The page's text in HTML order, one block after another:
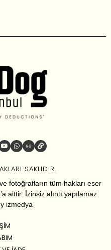
SAKLIDIR.
fotoğrafların tüm hakları eser
aittir. İzinsiz alıntı yapılamaz.
izmedya